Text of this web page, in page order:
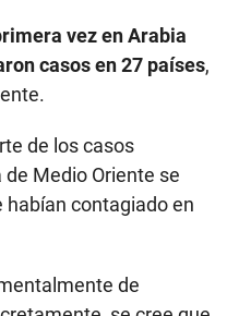
vez en Arabia
casos en 27 países,
de los casos
Medio Oriente se
contagiado en
de